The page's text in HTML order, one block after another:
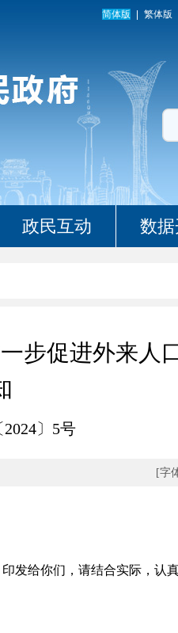
简体版 繁体版
政民互动 数
步促进外来人
〕5号
[字
发给你们，请结合实际，认